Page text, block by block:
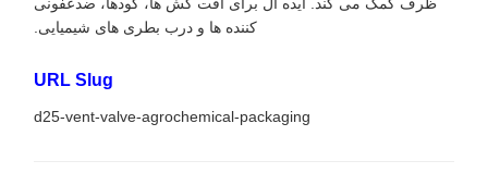
کننده ها و درب بطری های شیمیایی.
URL Slug
d25-vent-valve-agrochemical-packaging